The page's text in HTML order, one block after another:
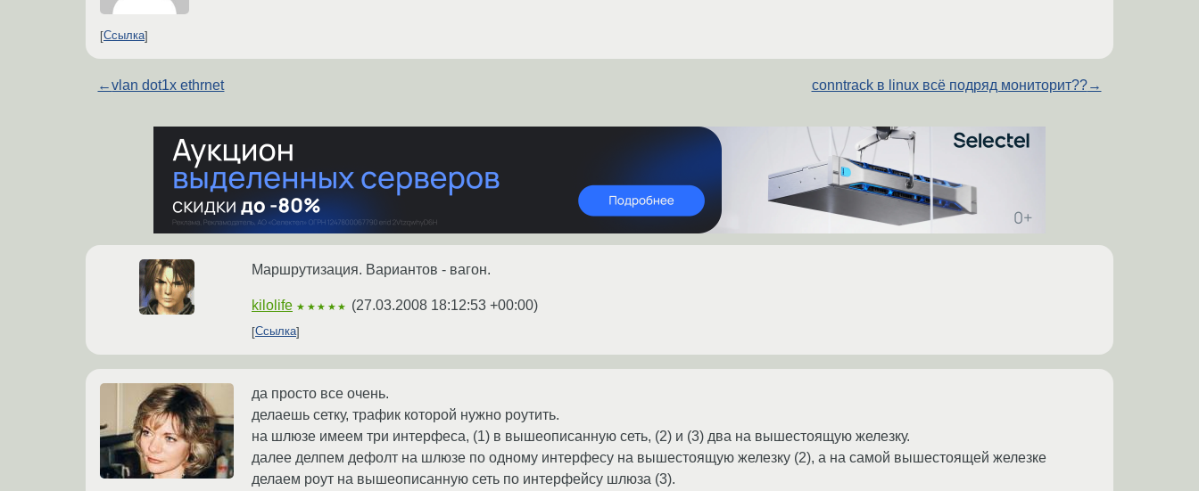
Ссылка
←vlan dot1x ethrnet conntrack в linux всё подряд мониторит??→
Маршрутизация. Вариантов - вагон.
kilolife ★★★★★ (27.03.2008 18:12:53 +00:00)
Ссылка
да просто все очень.
делаешь сетку, трафик которой нужно роутить.
на шлюзе имеем три интерфеса, (1) в вышеописанную сеть, (2) и (3) два на вышестоящую железку.
далее делпем дефолт на шлюзе по одному интерфесу на вышестоящую железку (2), а на самой вышестоящей железке
делаем роут на вышеописанную сеть по интерфейсу шлюза (3).